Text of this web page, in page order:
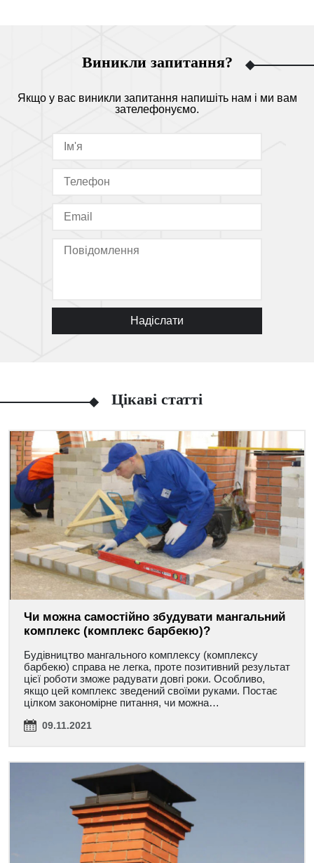
Виникли запитання?
Якщо у вас виникли запитання напишіть нам і ми вам
зателефонуємо.
Надіслати
Цікаві статті
Чи можна самостійно збудувати мангальний
комплекс (комплекс барбекю)?
Будівництво мангального комплексу (комплексу
барбекю) справа не легка, проте позитивний результат
цієї роботи зможе радувати довгі роки. Особливо,
якщо цей комплекс зведений своїми руками. Постає
цілком закономірне питання, чи можна…
09.11.2021